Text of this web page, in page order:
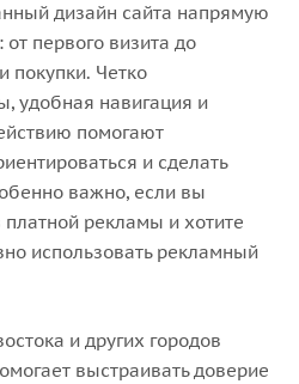
дизайн сайта напрямую
от первого визита до
покупки. Четко
удобная навигация и
помогают
и сделать
важно, если вы
рекламы и хотите
использовать рекламный
и других городов
выстраивать доверие